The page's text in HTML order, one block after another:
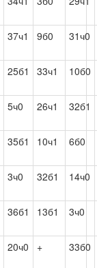
37ч1 9б0 31ч0
25б1 33ч1 10б0
5ч0 26ч1 32б1
35б1 10ч1 6б0
3ч0 32б1 14ч0
36б1 13б1 3ч0
20ч0 + 33б0